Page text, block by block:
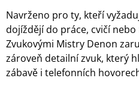
Navrženo pro ty, kteří
dojíždějí do práce, cvičí
Zvukovými Mistry Denon
zároveň detailní zvuk, který
zábavě i telefonních